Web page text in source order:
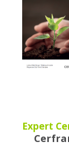
Expert